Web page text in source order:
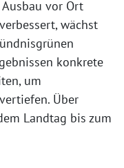
Ausbau vor Ort
wächst
konkrete
um
Über
Landtag bis zum